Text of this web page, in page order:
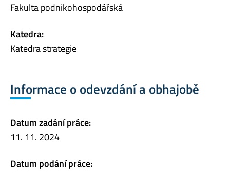
Fakulta podnikohospodářská
Katedra:
Katedra strategie
Informace o odevzdání a obhajobě
Datum zadání práce:
11. 11. 2024
Datum podání práce: